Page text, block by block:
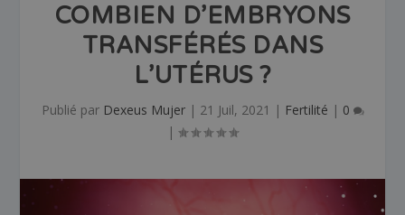
COMBIEN D’EMBRYONS
TRANSFÉRÉS DANS
L’UTÉRUS ?
Publié par Dexeus Mujer| 21 Juil, 2021 | Fertilité | 0
|